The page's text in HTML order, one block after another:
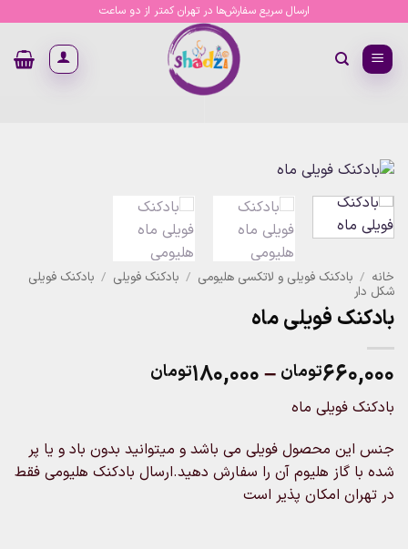
content
ارسال سریع سفارش‌ها در تهران کمتر از دو ساعت
خانه / بادکنک فویلی و لاتکسی هلیومی / بادکنک فویلی / بادکنک فویلی
شکل دار
بادکنک فویلی ماه
۶۶۰,۰۰۰تومان –۱۸۰,۰۰۰تومان
through
۶۶۰,۰۰۰تومان
بادکنک فویلی ماه
جنس این محصول فویلی می باشد و میتوانید بدون باد و یا پر
شده با گاز هلیوم آن را سفارش دهید.ارسال بادکنک هلیومی فقط
در تهران امکان پذیر است